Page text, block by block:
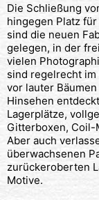
Die Schließung
hingegen Platz
sind die neuen
gelegen, in der
vielen
sind regelrecht im
vor lauter
Hinsehen
Lagerplätze,
Gitterboxen, Coil-
Aber auch
überwachsenen
zurückeroberten
Motive.